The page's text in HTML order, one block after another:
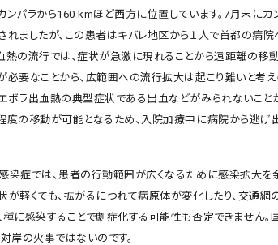
ンパラから160 kmほど西方に位置しています。7月末にカ
ましたが、この患者はキバレ地区から１人で首都の病院
熱の流行では、症状が急激に現れることから遠距離の移
必要なことから、広範囲への流行拡大は起こり難いと考え
ボラ出血熱の典型症状である出血などがみられないこと
度の移動が可能となるため、入院加療中に病院から逃げ
染症では、患者の行動範囲が広くなるために感染拡大を
が軽くても、拡がるにつれて病原体が変化したり、交通
種に感染することで劇症化する可能性も否定できません。
対岸の火事ではないのです。